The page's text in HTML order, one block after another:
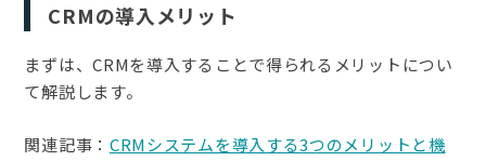
CRMの導入メリット
まずは、CRMを導入することで得られるメリットについ
て解説します。
関連記事： CRMシステムを導入する3つのメリットと機